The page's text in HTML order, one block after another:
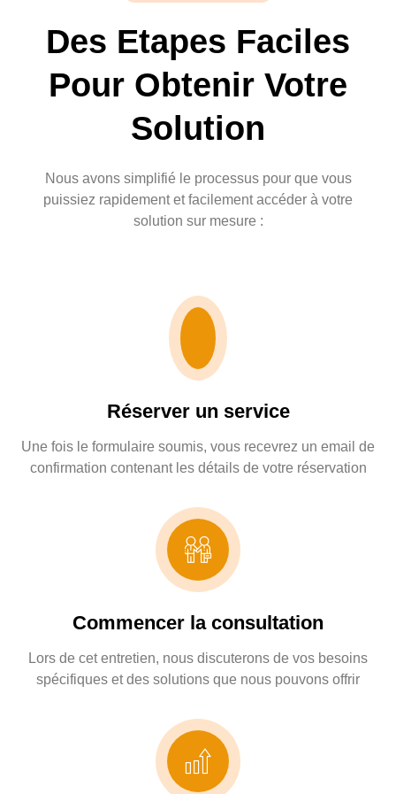
Des Etapes Faciles
Pour Obtenir Votre
Solution
Nous avons simplifié le processus pour que vous
puissiez rapidement et facilement accéder à votre
solution sur mesure :
Réserver un service
Une fois le formulaire soumis, vous recevrez un email de
confirmation contenant les détails de votre réservation
Commencer la consultation
Lors de cet entretien, nous discuterons de vos besoins
spécifiques et des solutions que nous pouvons offrir